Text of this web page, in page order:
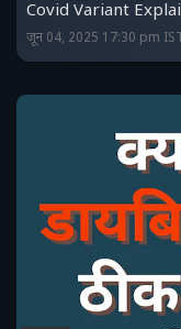
Covid Variant
जून 04, 2025 17:30 pm